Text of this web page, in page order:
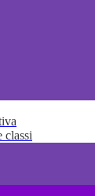
classi